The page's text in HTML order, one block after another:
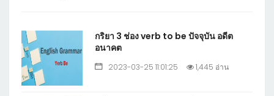
กริยา 3 ช่อง verb to be ปัจจุบัน อดีต
อนาคต
2023-03-25 11:01:25 1,445 อ่าน